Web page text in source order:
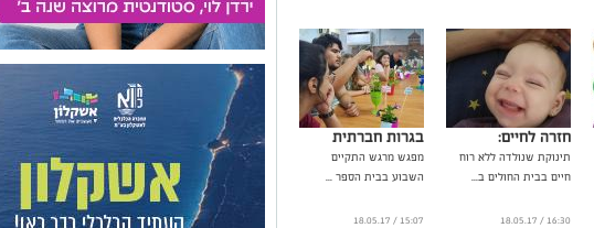
חזרה לחיים:
תינוקת שנולדה ללא רוח
חיים בבית החולים ב...
16:30 / 18.05.17
בגרות חברתית
מפגש מרגש התקיים
השבוע בבית הספר ...
15:07 / 18.05.17